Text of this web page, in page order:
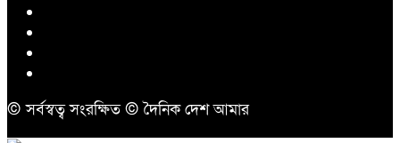
© সর্বস্বত্ব সংরক্ষিত © দৈনিক দেশ আমার